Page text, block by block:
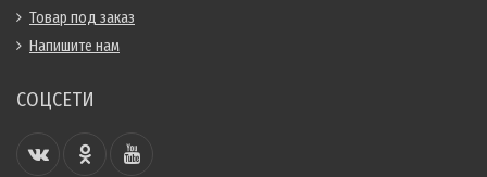
Товар под заказ
Напишите нам
СОЦСЕТИ